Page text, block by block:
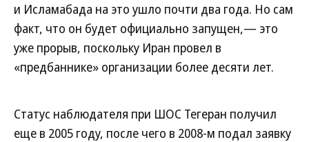
и Исламабада на это ушло почти два года. Но сам
факт, что он будет официально запущен,— это
уже прорыв, поскольку Иран провел в
«предбаннике» организации более десяти лет.
Статус наблюдателя при ШОС Тегеран получил
еще в 2005 году, после чего в 2008-м подал заявку